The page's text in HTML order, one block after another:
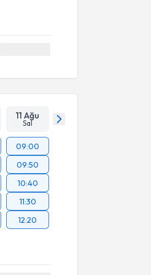
11 Ağu
Sal
09:00
09:50
10:40
11:30
12:20